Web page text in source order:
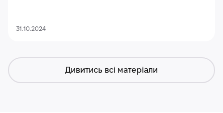
31.10.2024
Дивитись всі матеріали